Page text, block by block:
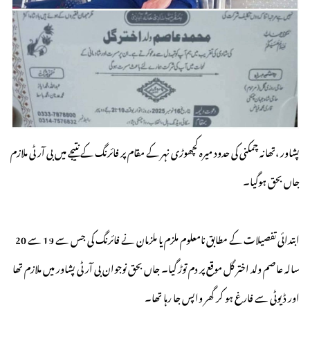
پشاور ،تھانہ چمکنی کی حدود میرہ کچھوڑی نہر کے مقام پر فائرنگ کے نتیجے میں بی آر ٹی ملازم
جاں بحق ہوگیا۔
ابتدائی تفصیلات کے مطابق نامعلوم ملزم یا ملزمان نے فائرنگ کی جس سے 19 سے 20
سالہ عاصم ولد اختر گل موقع پر دم توڑ گیا۔ جاں بحق نوجوان بی آر ٹی پشاور میں ملازم تھا
اور ڈیوٹی سے فارغ ہو کر گھر واپس جا رہا تھا۔